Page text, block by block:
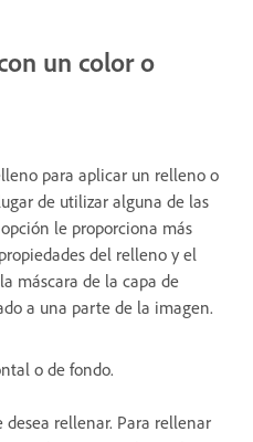
un color o
para aplicar un relleno o
de utilizar alguna de las
le proporciona más
del relleno y el
máscara de la capa de
a una parte de la imagen.
o de fondo.
desea rellenar. Para rellenar